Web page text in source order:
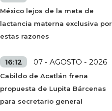
México lejos de la meta de
lactancia materna exclusiva por
estas razones
16:12 07 - AGOSTO - 2026
Cabildo de Acatlán frena
propuesta de Lupita Bárcenas
para secretario general